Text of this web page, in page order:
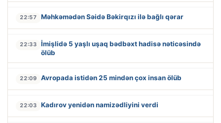
22:57 Məhkəmədən Səidə Bəkirqızı ilə bağlı qərar
22:33
İmişlidə 5 yaşlı uşaq bədbəxt hadisə nəticəsində
ölüb
22:09 Avropada istidən 25 mindən çox insan ölüb
22:03 Kadırov yenidən namizədliyini verdi